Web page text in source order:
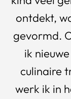
ontdekt,
gevormd.
ik
culinaire
werk ik in